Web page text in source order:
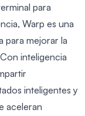
para
Warp es una
para mejorar la
inteligencia
inteligentes y
aceleran